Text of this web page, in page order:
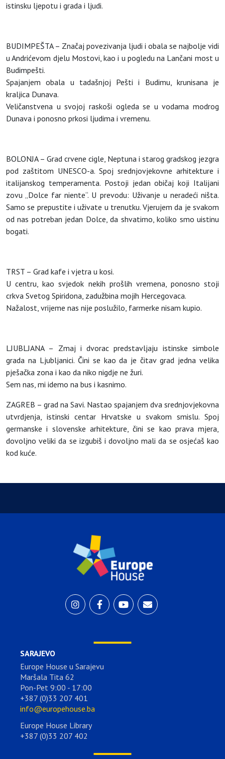
istinsku ljepotu i grada i ljudi.
BUDIMPEŠTA – Značaj povezivanja ljudi i obala se najbolje vidi
u Andrićevom djelu Mostovi, kao i u pogledu na Lančani most u
Budimpešti.
Spajanjem obala u tadašnjoj Pešti i Budimu, krunisana je
kraljica Dunava.
Veličanstvena u svojoj raskoši ogleda se u vodama modrog
Dunava i ponosno prkosi ljudima i vremenu.
BOLONJA – Grad crvene cigle, Neptuna i starog gradskog jezgra
pod zaštitom UNESCO-a. Spoj srednjovjekovne arhitekture i
italijanskog temperamenta. Postoji jedan običaj koji Italijani
zovu „Dolce far niente“. U prevodu: Uživanje u neradeći ništa.
Samo se prepustite i uživate u trenutku. Vjerujem da je svakom
od nas potreban jedan Dolce, da shvatimo, koliko smo uistinu
bogati.
TRST – Grad kafe i vjetra u kosi.
U centru, kao svjedok nekih prošlih vremena, ponosno stoji
crkva Svetog Spiridona, zadužbina mojih Hercegovaca.
Nažalost, vrijeme nas nije poslužilo, farmerke nisam kupio.
LJUBLJANA – Zmaj i dvorac predstavljaju istinske simbole
grada na Ljubljanici. Čini se kao da je čitav grad jedna velika
pješačka zona i kao da niko nigdje ne žuri.
Sem nas, mi idemo na bus i kasnimo.
ZAGREB – grad na Savi. Nastao spajanjem dva srednjovjekovna
utvrdjenja, istinski centar Hrvatske u svakom smislu. Spoj
germanske i slovenske arhitekture, čini se kao prava mjera,
dovoljno veliki da se izgubiš i dovoljno mali da se osjećaš kao
kod kuće.
SARAJEVO
Europe House u Sarajevu
Maršala Tita 62
Pon-Pet 9:00 - 17:00
+387 (0)33 207 401
info@europehouse.ba
Europe House Library
+387 (0)33 207 402